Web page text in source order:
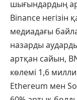
шығындардың
Binance негізін
медиадағы
назарды
артқан сайын,
көлемі 1,6
Ethereum мен